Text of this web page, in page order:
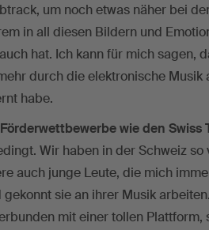
um noch etwas näher bei
in all diesen Bildern und
hat. Ich kann für mich sagen,
durch die elektronische
habe.
wie den Swiss
Wir haben in der Schweiz
auch junge Leute, die mich
sie an ihrer Musik
mit einer tollen